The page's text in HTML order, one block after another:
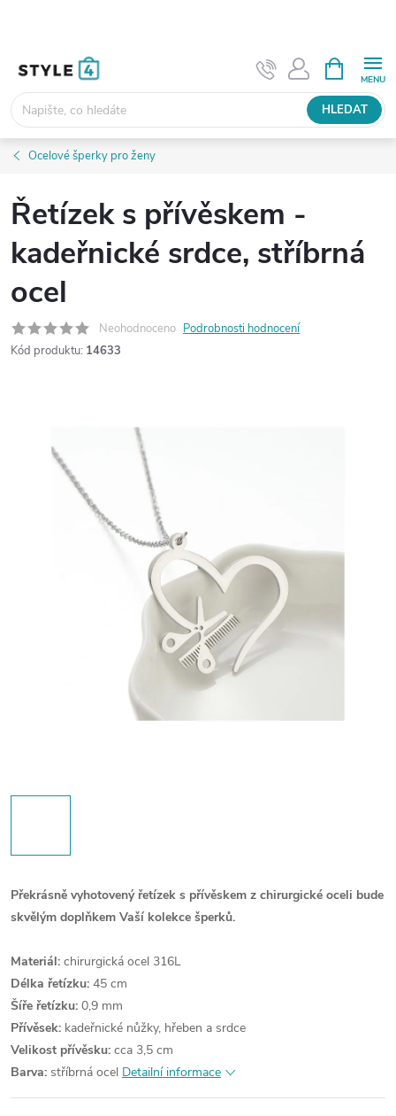
HLEDAT
NÁKUPNÍ
KOŠÍK
Ocelové šperky pro ženy
Řetízek s přívěskem -
kadeřnické srdce, stříbrná
ocel
Neohodnoceno Podrobnosti hodnocení
Kód produktu: 14633
Překrásně vyhotovený řetízek s přívěskem z chirurgické oceli bude
skvělým doplňkem Vaší kolekce šperků.
Materiál: chirurgická ocel 316L
Délka řetízku: 45 cm
Šíře řetízku: 0,9 mm
Přívěsek: kadeřnické nůžky, hřeben a srdce
Velikost přívěsku: cca 3,5 cm
Barva: stříbrná ocel Detailní informace